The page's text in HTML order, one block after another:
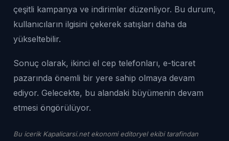
çeşitli kampanya ve indirimler düzenliyor. Bu durum,
kullanıcıların ilgisini çekerek satışları daha da
yükseltebilir.
Sonuç olarak, ikinci el cep telefonları, e-ticaret
pazarında önemli bir yere sahip olmaya devam
ediyor. Gelecekte, bu alandaki büyümenin devam
etmesi öngörülüyor.
Bu icerik Kapalicarsi.net ekonomi editoryel ekibi tarafindan